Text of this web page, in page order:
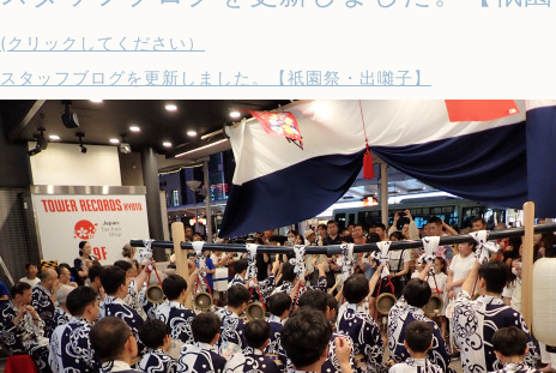
(クリックしてください）
スタッフブログを更新しました。【祇園祭・出囃子】